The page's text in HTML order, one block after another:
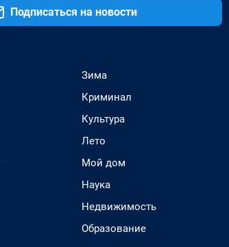
Подписаться на новости
Зима
Криминал
Культура
Лето
Мой дом
Наука
Недвижимость
Образование